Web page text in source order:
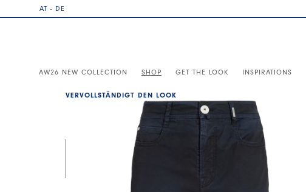
AT - DE
AW26 NEW COLLECTION SHOP GET THE LOOK INSPIRATIONS
VERVOLLSTÄNDIGT DEN LOOK